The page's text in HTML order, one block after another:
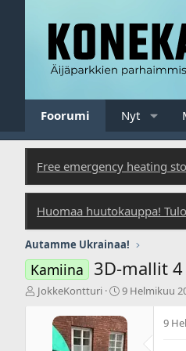
Foorumi Nyt
Free emergency heating
Huomaa huutokauppa!
Autamme Ukrainaa!
Kamiina 3D-mallit
V
JokkeKontturi
A
o
i
t
9 Helmikuu
9